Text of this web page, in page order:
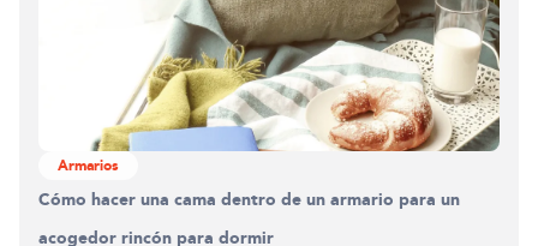
Armarios
Cómo hacer una cama dentro de un armario para un
acogedor rincón para dormir